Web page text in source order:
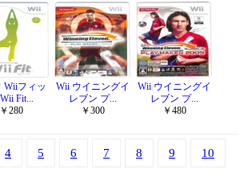
Wiiフィッ
Wii Fit...
￥280
Wii ウイニングイ
レブン プ...
￥300
Wii ウイニングイ
レブン プ...
￥480
4 5 6 7 8 9 10